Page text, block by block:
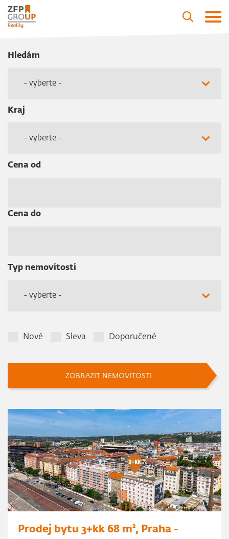
Hledám
- vyberte -
Kraj
- vyberte -
Cena od
Cena do
Typ nemovitosti
- vyberte -
Nové Sleva Doporučené
ZOBRAZIT NEMOVITOSTI
Prodej bytu 3+kk 68 m², Praha -